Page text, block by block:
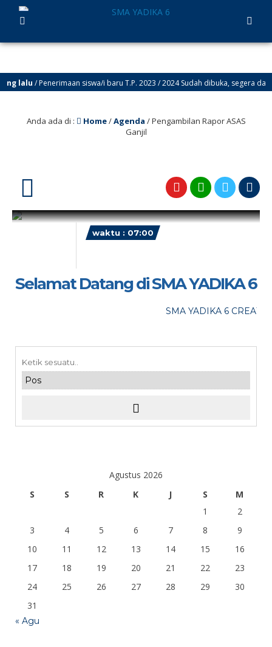
lalu/ Penerimaan siswa/i baru T.P. 2023 / 2024 Sudah dibuka, segera
Anda ada di : Home/Agenda /Pengambilan Rapor ASAS
Ganjil
waktu : 07:00
maaf, acara telah lewat
Selamat Datang di SMA YADIKA 6
SMA YADIKA 6
Agustus 2026
S
S R K J S
M
1
2
3
4 5 6 7 8
9
10
11 12 13 14 15
16
17
18 19 20 21 22
23
24
25 26 27 28 29
30
31
« Agu